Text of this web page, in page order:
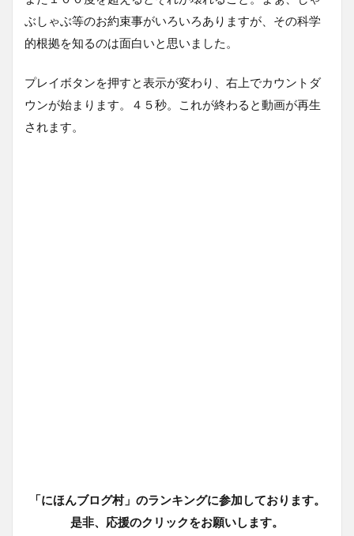
ぶしゃぶ等のお約束事がいろいろありますが、その科学
的根拠を知るのは面白いと思いました。
プレイボタンを押すと表示が変わり、右上でカウントダ
ウンが始まります。４５秒。これが終わると動画が再生
されます。
「にほんブログ村」のランキングに参加しております。
是非、応援のクリックをお願いします。